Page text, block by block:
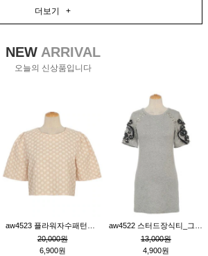
더보기 +
NEWARRIVAL
오늘의 신상품입니다
20,000원
6,900원
13,000원
4,900원